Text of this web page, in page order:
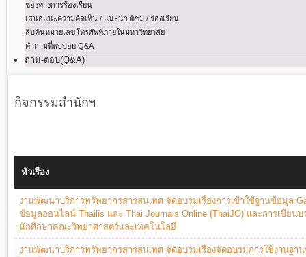
ช่องทางการร้องเรียน
เสนอแนะความคิดเห็น / แนะนำ ติชม / ร้องเรียน
สืบค้นหมายเลขโทรศัพท์ภายในมหาวิทยาลัย
คำถามที่พบบ่อย Q&A
ถาม-ตอบ(Q&A)
กิจกรรมสำนักฯ
หัวเรื่อง
งานพัฒนาบริการทรัพยากรสารสนเทศ จัดอบรมเรื่องการเข้าใช้ฐานข้อมูล
ข้อมูลออนไลน์ Thailis และ Thai Journals Online (ThaiJO) และการเขียน
นักศึกษาคณะวิทยาศาสตร์และเทคโนโลยี
งานพัฒนาบริการทรัพยากรสารสนเทศ จัดอบรมเรื่องจัดอบรมการใช้งานฐา